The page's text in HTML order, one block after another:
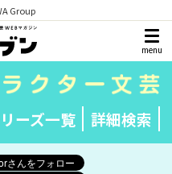
Group
menu
ーズ一覧 詳細検索